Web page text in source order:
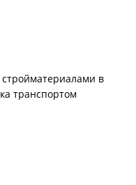
в
транспортом